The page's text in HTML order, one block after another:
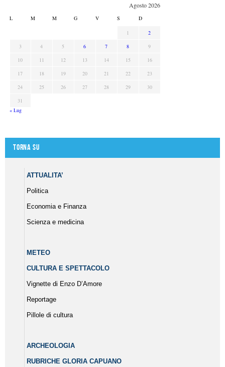
Agosto 2026
L M M G V S D
1
2
3
4 5 6 7 8
9
10
11 12 13 14 15
16
17
18 19 20 21 22
23
24
25 26 27 28 29
30
31
« Lug
Torna su
ATTUALITA’
Politica
Economia e Finanza
Scienza e medicina
METEO
CULTURA E SPETTACOLO
Vignette di Enzo D’Amore
Reportage
Pillole di cultura
ARCHEOLOGIA
RUBRICHE GLORIA CAPUANO